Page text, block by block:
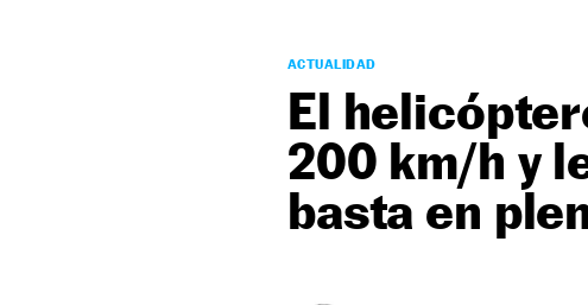
ACTUALIDAD
El
200 km/h y
basta en